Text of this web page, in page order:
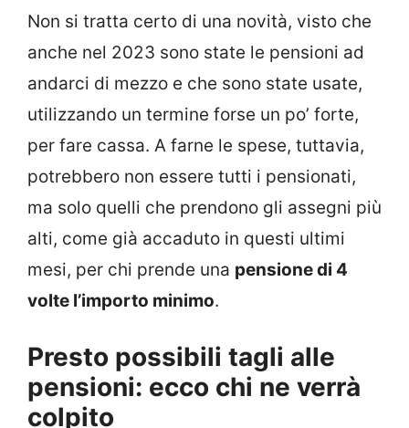
Non si tratta certo di una novità, visto che
anche nel 2023 sono state le pensioni ad
andarci di mezzo e che sono state usate,
utilizzando un termine forse un po’ forte,
per fare cassa. A farne le spese, tuttavia,
potrebbero non essere tutti i pensionati,
ma solo quelli che prendono gli assegni più
alti, come già accaduto in questi ultimi
mesi, per chi prende una pensione di 4
volte l’importo minimo.
Presto possibili tagli alle
pensioni: ecco chi ne verrà
colpito